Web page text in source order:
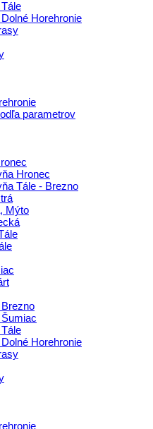
Horehronie
parametrov
Hronec
Tále - Brezno
Mýto
Horehronie